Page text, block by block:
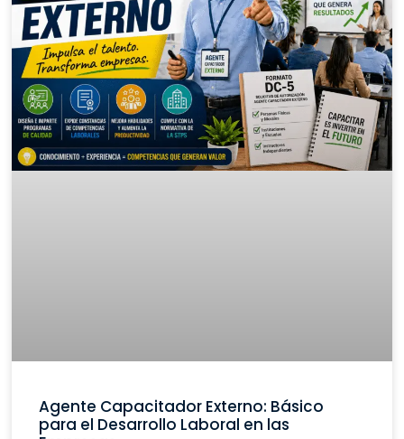
Agente Capacitador Externo: Básico
para el Desarrollo Laboral en las